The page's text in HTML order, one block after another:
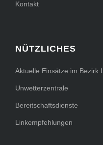
Kontakt
NÜTZLICHES
Aktuelle Einsätze im Bezirk
Unwetterzentrale
Bereitschaftsdienste
Linkempfehlungen